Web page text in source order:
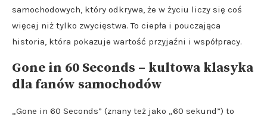
samochodowych, który odkrywa, że w życiu liczy się coś
więcej niż tylko zwycięstwa. To ciepła i pouczająca
historia, która pokazuje wartość przyjaźni i współpracy.
Gone in 60 Seconds – kultowa klasyka
dla fanów samochodów
„Gone in 60 Seconds” (znany też jako „60 sekund”) to